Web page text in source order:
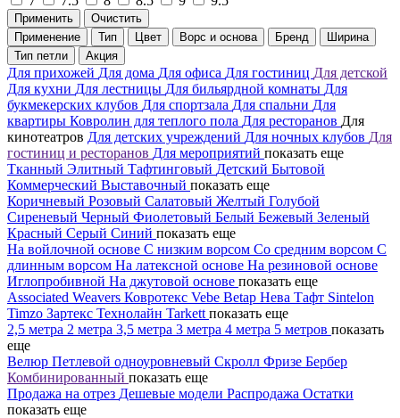
Применить
Очистить
Применение
Тип Цвет Ворс и основа Бренд
Ширина
Тип петли
Акция
Для прихожей Для дома Для офиса Для гостиниц Для детской
Для кухни Для лестницы Для бильярдной комнаты Для
букмекерских клубов Для спортзала Для спальни Для
квартиры Ковролин для теплого пола Для ресторанов Для
кинотеатров Для детских учреждений Для ночных клубов Для
гостиниц и ресторанов Для мероприятий показать еще
Тканный Элитный Тафтинговый Детский Бытовой
Коммерческий Выставочный показать еще
Коричневый Розовый Салатовый Желтый Голубой
Сиреневый Черный Фиолетовый Белый Бежевый Зеленый
Красный Серый Синий показать еще
На войлочной основе С низким ворсом Со средним ворсом С
длинным ворсом На латексной основе На резиновой основе
Иглопробивной На джутовой основе показать еще
Associated Weavers Ковротекс Vebe Betap Нева Тафт Sintelon
Timzo Зартекс Технолайн Tarkett показать еще
2,5 метра 2 метра 3,5 метра 3 метра 4 метра 5 метров показать
еще
Велюр Петлевой одноуровневый Скролл Фризе Бербер
Комбинированный показать еще
Продажа на отрез Дешевые модели Распродажа Остатки
показать еще